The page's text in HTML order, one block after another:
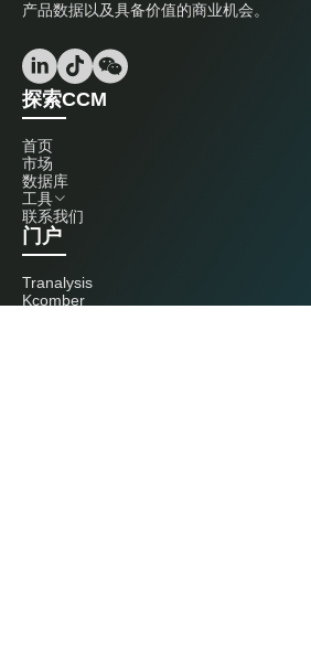
产品数据以及具备价值的商业机会。
探索CCM
首页
市场
数据库
工具
联系我们
门户
Tranalysis
Kcomber